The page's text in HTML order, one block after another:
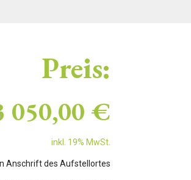
Preis:
050,00 €
inkl. 19% MwSt.
Anschrift des Aufstellortes